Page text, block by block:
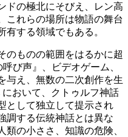
ドの極北にそびえ、レン高
これらの場所は物語の舞台
する領域でもある。
のものの範囲をはるかに超
び声』、ビデオゲーム、
与え、無数の二次創作を生
において、クトゥルフ神話
として独立して提示され
調する伝統神話とは異な
類の小ささ、知識の危険、